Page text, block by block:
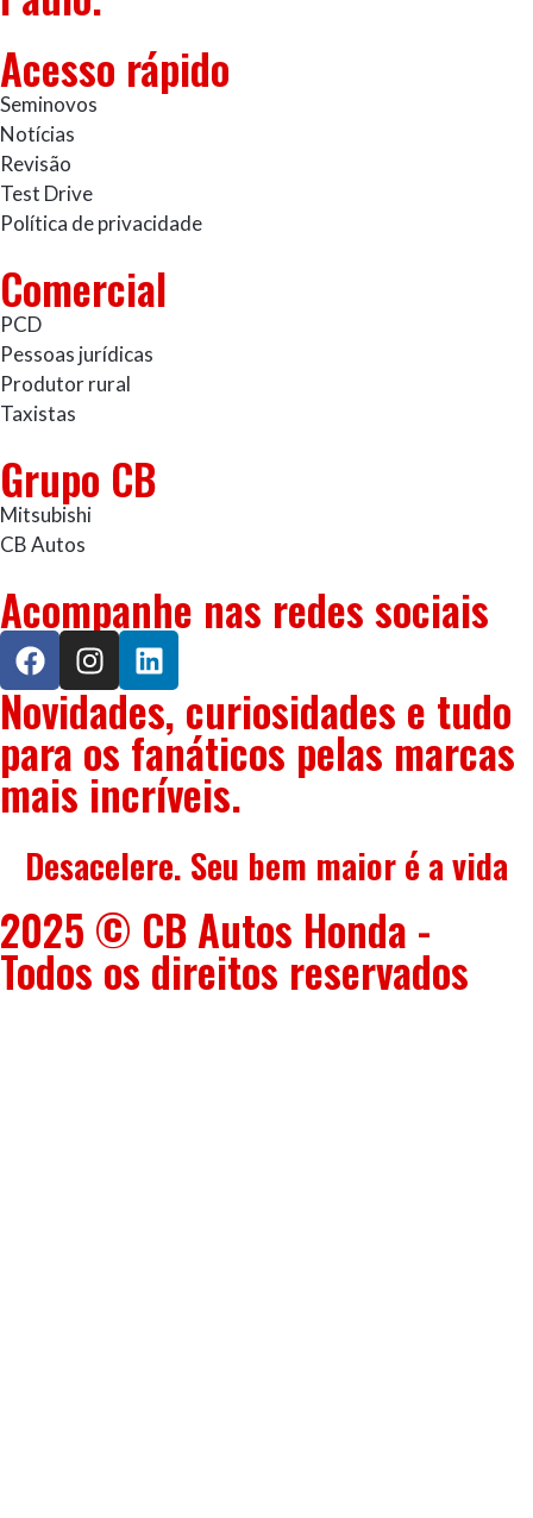
Acesso rápido
Seminovos
Notícias
Revisão
Test Drive
Política de privacidade
Comercial
PCD
Pessoas jurídicas
Produtor rural
Taxistas
Grupo CB
Mitsubishi
CB Autos
Acompanhe nas redes sociais
Novidades, curiosidades e tudo
para os fanáticos pelas marcas
mais incríveis.
Desacelere. Seu bem maior é a vida
2025 © CB Autos Honda -
Todos os direitos reservados